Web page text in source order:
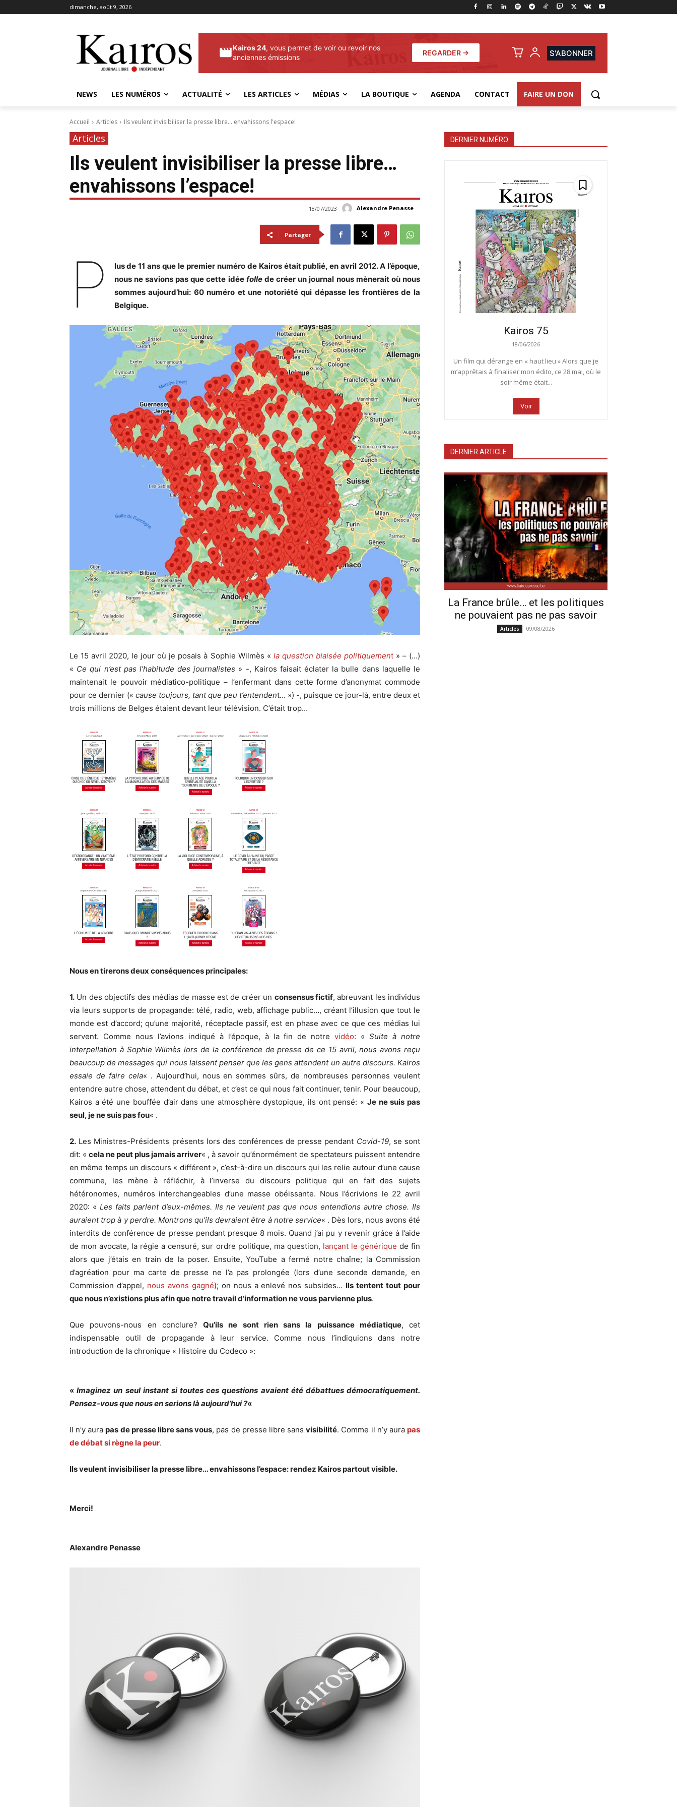
dimanche, août 9, 2026
Kairos 24, vous permet de voir ou revoir nos
anciennes émissions
REGARDER → S'ABONNER
NEWS LES NUMÉROS ACTUALITÉ LES ARTICLES MÉDIAS LA BOUTIQUE AGENDA CONTACT FAIRE UN DON
Accueil Articles Ils veulent invisibiliser la presse libre... envahissons l'espace!
Articles
Ils veulent invisibiliser la presse libre…
envahissons l’espace!
Alexandre Penasse
18/07/2023
Partager
P
lus de 11 ans que le premier numéro de Kairos était publié, en avril 2012. A l’époque,
nous ne savions pas que cette idée follede créer un journal nous mènerait où nous
sommes aujourd’hui: 60 numéro et une notoriété qui dépasse les frontières de la
Belgique.
Le 15 avril 2020, le jour où je posais à Sophie Wilmès « la question biaisée politiquement» – (…)
« Ce qui n’est pas l’habitude des journalistes » -, Kairos faisait éclater la bulle dans laquelle le
maintenait le pouvoir médiatico-politique – l’enfermant dans cette forme d’anonymat commode
pour ce dernier (« cause toujours, tant que peu t’entendent… ») -, puisque ce jour-là, entre deux et
trois millions de Belges étaient devant leur télévision. C’était trop…
Nous en tirerons deux conséquences principales:
1. Un des objectifs des médias de masse est de créer un consensus fictif, abreuvant les individus
via leurs supports de propagande: télé, radio, web, affichage public…, créant l’illusion que tout le
monde est d’accord; qu’une majorité, réceptacle passif, est en phase avec ce que ces médias lui
servent. Comme nous l’avions indiqué à l’époque, à la fin de notrevidéo: «Suite à notre
interpellation à Sophie Wilmès lors de la conférence de presse de ce 15 avril, nous avons reçu
beaucoup de messages qui nous laissent penser que les gens attendent un autre discours. Kairos
essaie de faire cela« . Aujourd’hui, nous en sommes sûrs, de nombreuses personnes veulent
entendre autre chose, attendent du débat, et c’est ce qui nous fait continuer, tenir. Pour beaucoup,
Kairos a été une bouffée d’air dans une atmosphère dystopique, ils ont pensé: « Je ne suis pas
seul, je ne suis pas fou« .
2. Les Ministres-Présidents présents lors des conférences de presse pendant Covid-19, se sont
dit: « cela ne peut plus jamais arriver« , à savoir qu’énormément de spectateurs puissent entendre
en même temps un discours « différent », c’est-à-dire un discours qui les relie autour d’une cause
commune, les mène à réfléchir, à l’inverse du discours politique qui en fait des sujets
hétéronomes, numéros interchangeables d’une masse obéissante. Nous l’écrivions le 22 avril
2020: « Les faits parlent d’eux-mêmes. Ils ne veulent pas que nous entendions autre chose. Ils
auraient trop à y perdre. Montrons qu’ils devraient être à notre service« . Dès lors, nous avons été
interdits de conférence de presse pendant presque 8 mois. Quand j’ai pu y revenir grâce à l’aide
de mon avocate, la régie a censuré, sur ordre politique, ma question, lançant le générique de fin
alors que j’étais en train de la poser. Ensuite, YouTube a fermé notre chaîne; la Commission
d’agréation pour ma carte de presse ne l’a pas prolongée (lors d’une seconde demande, en
Commission d’appel, nous avons gagné); on nous a enlevé nos subsides… Ils tentent tout pour
que nous n’existions plus afin que notre travail d’information ne vous parvienne plus.
Que pouvons-nous en conclure? Qu’ils ne sont rien sans la puissance médiatique, cet
indispensable outil de propagande à leur service. Comme nous l’indiquions dans notre
introduction de la chronique « Histoire du Codeco »:
«Imaginez un seul instant si toutes ces questions avaient été débattues démocratiquement.
Pensez-vous que nous en serions là aujourd’hui ?«
Il n’y aurapas de presse libre sans vous, pas de presse libre sansvisibilité. Comme il n’y aura pas
de débat si règne la peur.
Ils veulent invisibiliser la presse libre… envahissons l’espace: rendez Kairos partout visible.
Merci!
Alexandre Penasse
DERNIER NUMÉRO
Kairos 75
18/06/2026
Un film qui dérange en « haut lieu » Alors que je
m’apprêtais à finaliser mon édito, ce 28 mai, où le
soir même était...
Voir
DERNIER ARTICLE
La France brûle… et les politiques
ne pouvaient pas ne pas savoir
Articles 09/08/2026